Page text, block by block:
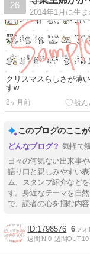
26
クリスマスらしさが薄
すw
8ヶ月前
このブログのここ
気軽で
日々の何気ない出来事
語り口と親しみやすい
ム、スタンプ紹介など
す。身近なテーマを自
で、読者の心を掴む内容
1798576 6
週間IN:0 週間OUT:10